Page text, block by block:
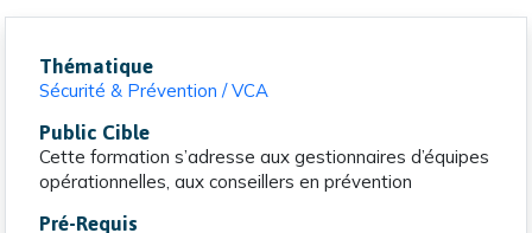
Thématique
Sécurité & Prévention / VCA
Public Cible
Cette formation s’adresse aux gestionnaires d’équipes
opérationnelles, aux conseillers en prévention
Pré-Requis